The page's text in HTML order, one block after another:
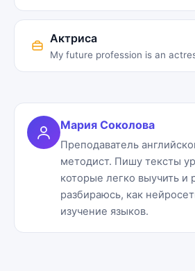
Актриса
My future profession is an
Мария Соколова
Преподаватель
методист. Пишу тексты
которые легко выучить и
разбираюсь, как
изучение языков.